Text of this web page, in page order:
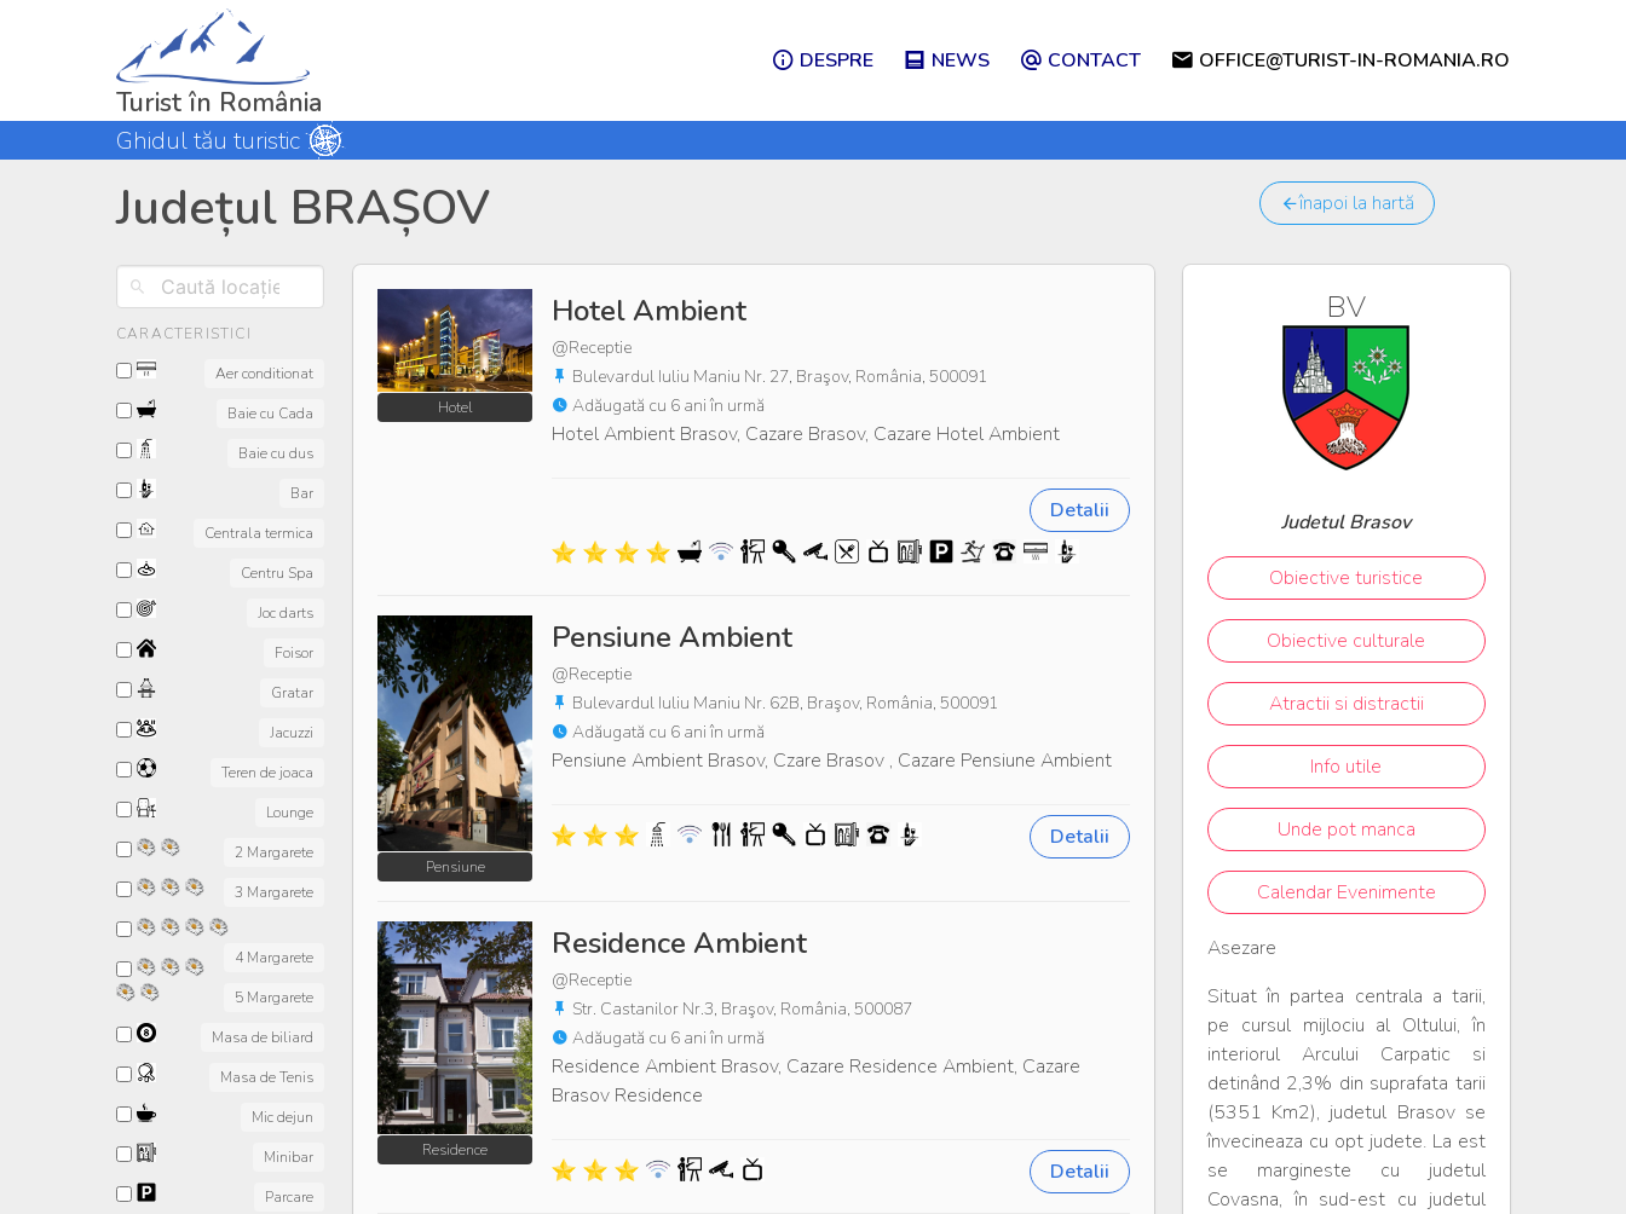
Turist în România
DESPRE NEWS CONTACT OFFICE@TURIST-IN-ROMANIA.RO
Ghidul tău turistic
Județul BRAȘOV înapoi la hartă
CARACTERISTICI
Aer conditionat
Baie cu Cada
Baie cu dus
Bar
Centrala termica
Centru Spa
Joc darts
Foisor
Gratar
Jacuzzi
Teren de joaca
Lounge
2 Margarete
3 Margarete
4 Margarete
5 Margarete
Masa de biliard
Masa de Tenis
Mic dejun
Minibar
Parcare
Hotel
Hotel Ambient
@Receptie
Bulevardul Iuliu Maniu Nr. 27, Braşov, România, 500091
Adăugată cu 6 ani în urmă
Hotel Ambient Brasov, Cazare Brasov, Cazare Hotel Ambient
Detalii
Pensiune
Pensiune Ambient
@Receptie
Bulevardul Iuliu Maniu Nr. 62B, Braşov, România, 500091
Adăugată cu 6 ani în urmă
Pensiune Ambient Brasov, Czare Brasov , Cazare Pensiune Ambient
Detalii
Residence
Residence Ambient
@Receptie
Str. Castanilor Nr.3, Braşov, România, 500087
Adăugată cu 6 ani în urmă
Residence Ambient Brasov, Cazare Residence Ambient, Cazare
Brasov Residence
Detalii
BV
Judetul Brasov
Obiective turistice
Obiective culturale
Atractii si distractii
Info utile
Unde pot manca
Calendar Evenimente
Asezare
Situat în partea centrala a tarii,
pe cursul mijlociu al Oltului, în
interiorul Arcului Carpatic si
detinând 2,3% din suprafata tarii
(5351 Km2), judetul Brasov se
învecineaza cu opt judete. La est
se margineste cu judetul
Covasna, în sud-est cu judetul